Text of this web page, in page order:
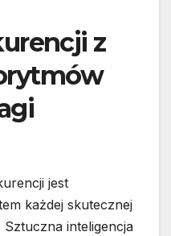
z
jest
każdej skutecznej
inteligencja